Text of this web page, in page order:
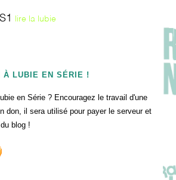
S1 lire la lubie
À LUBIE EN SÉRIE !
en Série ? Encouragez le travail d'une
don, il sera utilisé pour payer le serveur et
blog !